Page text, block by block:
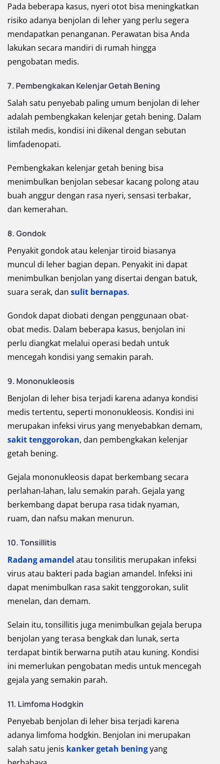
Pada beberapa kasus, nyeri otot bisa meningkatkan
risiko adanya benjolan di leher yang perlu segera
mendapatkan penanganan. Perawatan bisa Anda
lakukan secara mandiri di rumah hingga
pengobatan medis.
7. Pembengkakan Kelenjar Getah Bening
Salah satu penyebab paling umum benjolan di leher
adalah pembengkakan kelenjar getah bening. Dalam
istilah medis, kondisi ini dikenal dengan sebutan
limfadenopati.
Pembengkakan kelenjar getah bening bisa
menimbulkan benjolan sebesar kacang polong atau
buah anggur dengan rasa nyeri, sensasi terbakar,
dan kemerahan.
8. Gondok
Penyakit gondok atau kelenjar tiroid biasanya
muncul di leher bagian depan. Penyakit ini dapat
menimbulkan benjolan yang disertai dengan batuk,
suara serak, dan sulit bernapas.
Gondok dapat diobati dengan penggunaan obat-
obat medis. Dalam beberapa kasus, benjolan ini
perlu diangkat melalui operasi bedah untuk
mencegah kondisi yang semakin parah.
9. Mononukleosis
Benjolan di leher bisa terjadi karena adanya kondisi
medis tertentu, seperti mononukleosis. Kondisi ini
merupakan infeksi virus yang menyebabkan demam,
sakit tenggorokan, dan pembengkakan kelenjar
getah bening.
Gejala mononukleosis dapat berkembang secara
perlahan-lahan, lalu semakin parah. Gejala yang
berkembang dapat berupa rasa tidak nyaman,
ruam, dan nafsu makan menurun.
10. Tonsillitis
Radang amandel atau tonsilitis merupakan infeksi
virus atau bakteri pada bagian amandel. Infeksi ini
dapat menimbulkan rasa sakit tenggorokan, sulit
menelan, dan demam.
Selain itu, tonsillitis juga menimbulkan gejala berupa
benjolan yang terasa bengkak dan lunak, serta
terdapat bintik berwarna putih atau kuning. Kondisi
ini memerlukan pengobatan medis untuk mencegah
gejala yang semakin parah.
11. Limfoma Hodgkin
Penyebab benjolan di leher bisa terjadi karena
adanya limfoma hodgkin. Benjolan ini merupakan
salah satu jenis kanker getah beningyang